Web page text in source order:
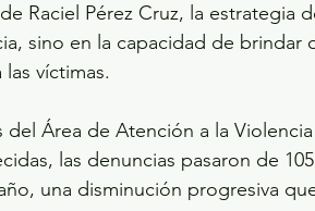
Raciel Pérez Cruz, la estrategia
sino en la capacidad de
víctimas.
Área de Atención a la
las denuncias pasaron de
una disminución progresiva